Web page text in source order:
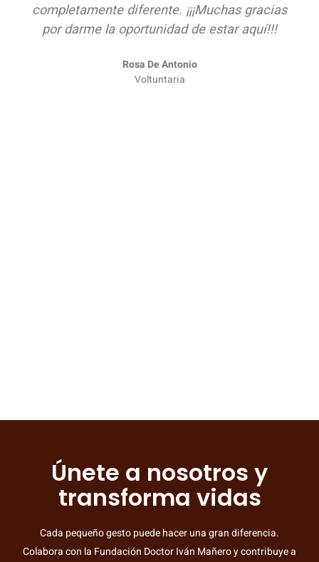
completamente diferente. ¡¡¡Muchas gracias
por darme la oportunidad de estar aquí!!!
Rosa De Antonio
Voltuntaria
Únete a nosotros y
transforma vidas
Cada pequeño gesto puede hacer una gran diferencia.
Colabora con la Fundación Doctor Iván Mañero y contribuye a